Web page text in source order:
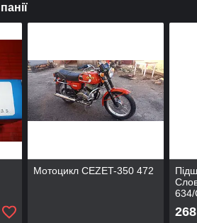
Мотоцикл CEZET-350 472
268